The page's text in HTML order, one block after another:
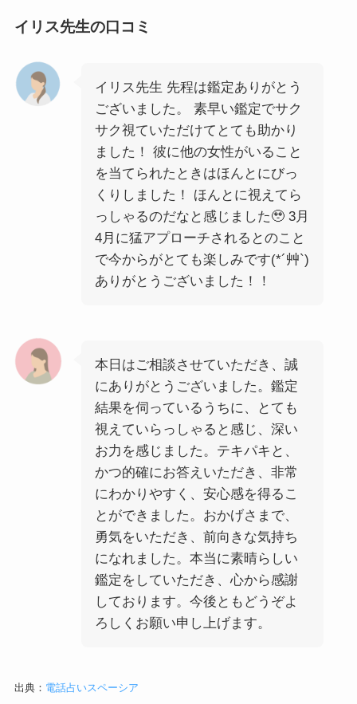
イリス先生の口コミ
イリス先生 先程は鑑定ありがとう
ございました。 素早い鑑定でサク
サク視ていただけてとても助かり
ました！ 彼に他の女性がいること
を当てられたときはほんとにびっ
くりしました！ ほんとに視えてら
っしゃるのだなと感じました🥹 3月
4月に猛アプローチされるとのこと
で今からがとても楽しみです(*´艸`)
ありがとうございました！！
本日はご相談させていただき、誠
にありがとうございました。鑑定
結果を伺っているうちに、とても
視えていらっしゃると感じ、深い
お力を感じました。テキパキと、
かつ的確にお答えいただき、非常
にわかりやすく、安心感を得るこ
とができました。おかげさまで、
勇気をいただき、前向きな気持ち
になれました。本当に素晴らしい
鑑定をしていただき、心から感謝
しております。今後ともどうぞよ
ろしくお願い申し上げます。
出典： 電話占いスペーシア